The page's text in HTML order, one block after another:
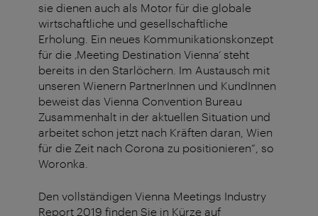
sie dienen auch als Motor für die globale
wirtschaftliche und gesellschaftliche
Erholung. Ein neues Kommunikationskonzept
für die ‚Meeting Destination Vienna‘ steht
bereits in den Starlöchern. Im Austausch mit
unseren Wienern PartnerInnen und KundInnen
beweist das Vienna Convention Bureau
Zusammenhalt in der aktuellen Situation und
arbeitet schon jetzt nach Kräften daran, Wien
für die Zeit nach Corona zu positionieren“, so
Woronka.
Den vollständigen Vienna Meetings Industry
Report 2019 finden Sie in Kürze auf